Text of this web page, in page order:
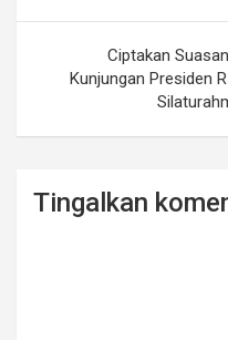
Ciptakan
Kunjungan Presiden
Tingalkan